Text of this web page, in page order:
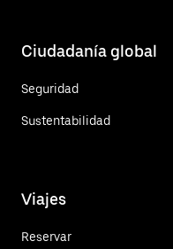
Ciudadanía global
Seguridad
Sustentabilidad
Viajes
Reservar